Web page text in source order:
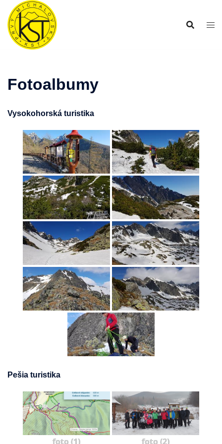
Preskočiť
obsah
Fotoalbumy
Vysokohorská turistika
Pešia turistika
foto (1) foto (2)